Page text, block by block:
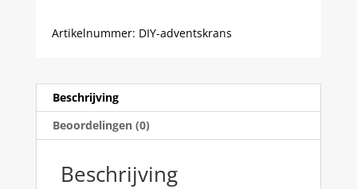
Artikelnummer: DIY-adventskrans
Beschrijving
Beoordelingen (0)
Beschrijving